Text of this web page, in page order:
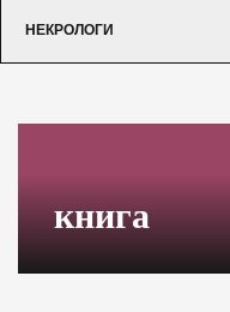
НЕКРОЛОГИ
книга